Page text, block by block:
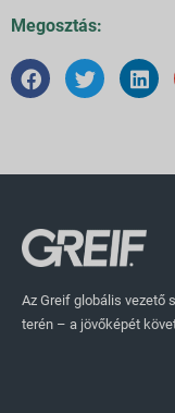
Megosztás:
Az Greif globális vezető
terén – a jövőképét